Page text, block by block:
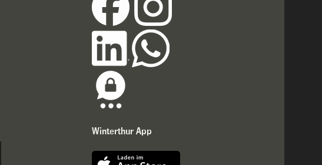
Winterthur App